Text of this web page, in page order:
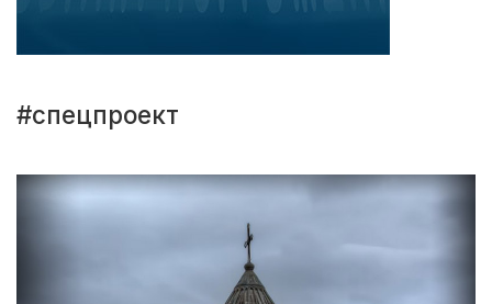
#спецпроект